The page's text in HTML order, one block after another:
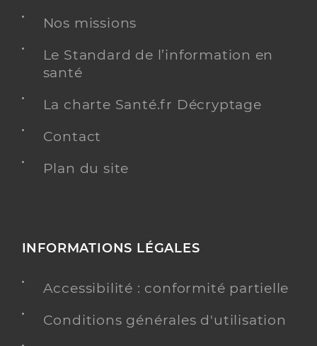
Nos missions
Le Standard de l’information en
santé
La charte Santé.fr Décryptage
Contact
Plan du site
INFORMATIONS LÉGALES
Accessibilité : conformité partielle
Conditions générales d'utilisation